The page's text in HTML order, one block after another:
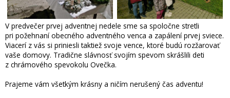
V predvečer prvej adventnej nedele sme sa spoločne stretli
pri požehnaní obecného adventného venca a zapálení prvej sviece.
Viacerí z vás si priniesli taktiež svoje vence, ktoré budú rozžarovať
vaše domovy. Tradične slávnosť svojím spevom skrášlili deti
z chrámového spevokolu Ovečka.
Prajeme vám všetkým krásny a ničím nerušený čas adventu!